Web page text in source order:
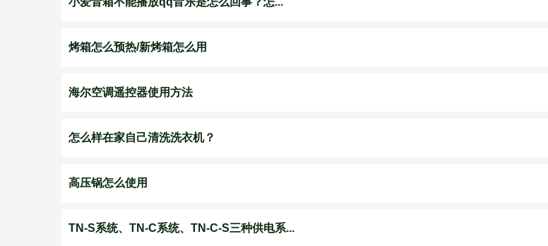
烤箱怎么预热/新烤箱怎么用
海尔空调遥控器使用方法
怎么样在家自己清洗洗衣机？
高压锅怎么使用
TN-S系统、TN-C系统、TN-C-S三种供电系...